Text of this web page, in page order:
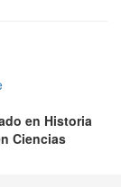
en Historia
Ciencias